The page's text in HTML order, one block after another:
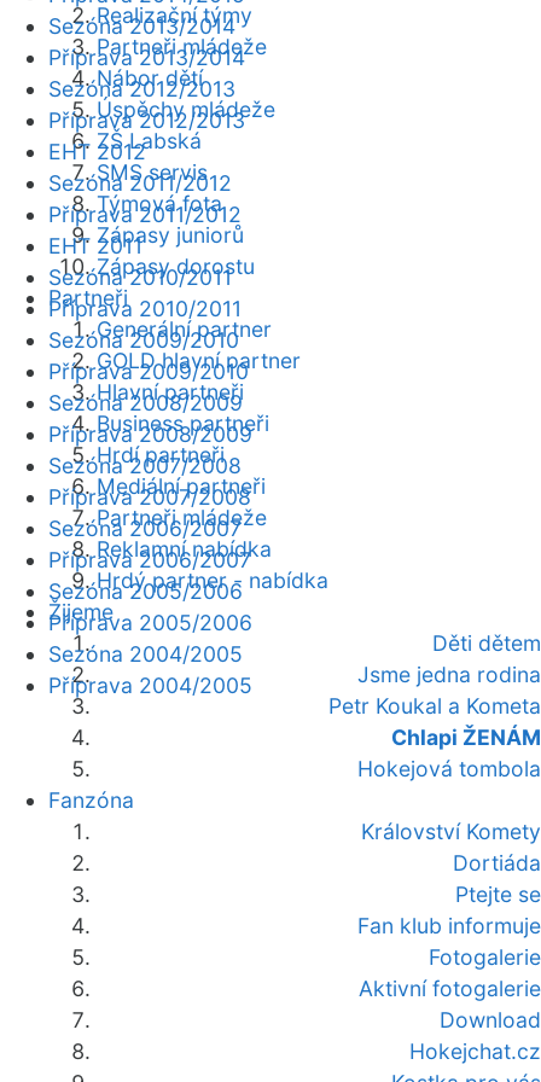
Realizační týmy
Partneři mládeže
Nábor dětí
Úspěchy mládeže
ZŠ Labská
SMS servis
Týmová fota
Zápasy juniorů
Zápasy dorostu
Partneři
Generální partner
GOLD hlavní partner
Hlavní partneři
Business partneři
Hrdí partneři
Mediální partneři
Partneři mládeže
Reklamní nabídka
Hrdý partner - nabídka
Žijeme
Děti dětem
Jsme jedna rodina
Petr Koukal a Kometa
Chlapi ŽENÁM
Hokejová tombola
Fanzóna
Království Komety
Dortiáda
Ptejte se
Fan klub informuje
Fotogalerie
Aktivní fotogalerie
Download
Hokejchat.cz
Sezóna 2013/2014
Příprava 2013/2014
Sezóna 2012/2013
Příprava 2012/2013
EHT 2012
Sezóna 2011/2012
Příprava 2011/2012
EHT 2011
Sezóna 2010/2011
Příprava 2010/2011
Sezóna 2009/2010
Příprava 2009/2010
Sezóna 2008/2009
Příprava 2008/2009
Sezóna 2007/2008
Příprava 2007/2008
Sezóna 2006/2007
Příprava 2006/2007
Sezóna 2005/2006
Příprava 2005/2006
Sezóna 2004/2005
Příprava 2004/2005